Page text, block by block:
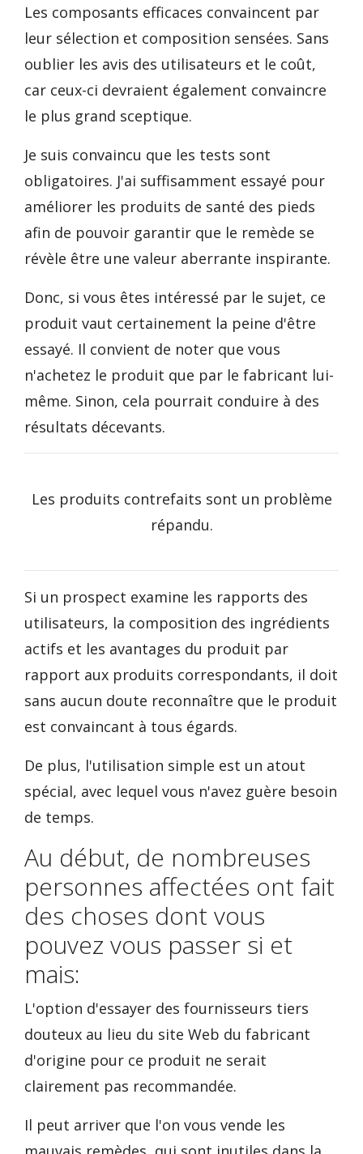
Les composants efficaces convaincent par
leur sélection et composition sensées. Sans
oublier les avis des utilisateurs et le coût,
car ceux-ci devraient également convaincre
le plus grand sceptique.
Je suis convaincu que les tests sont
obligatoires. J'ai suffisamment essayé pour
améliorer les produits de santé des pieds
afin de pouvoir garantir que le remède se
révèle être une valeur aberrante inspirante.
Donc, si vous êtes intéressé par le sujet, ce
produit vaut certainement la peine d'être
essayé. Il convient de noter que vous
n'achetez le produit que par le fabricant lui-
même. Sinon, cela pourrait conduire à des
résultats décevants.
Les produits contrefaits sont un problème
répandu.
Si un prospect examine les rapports des
utilisateurs, la composition des ingrédients
actifs et les avantages du produit par
rapport aux produits correspondants, il doit
sans aucun doute reconnaître que le produit
est convaincant à tous égards.
De plus, l'utilisation simple est un atout
spécial, avec lequel vous n'avez guère besoin
de temps.
Au début, de nombreuses
personnes affectées ont fait
des choses dont vous
pouvez vous passer si et
mais:
L'option d'essayer des fournisseurs tiers
douteux au lieu du site Web du fabricant
d'origine pour ce produit ne serait
clairement pas recommandée.
Il peut arriver que l'on vous vende les